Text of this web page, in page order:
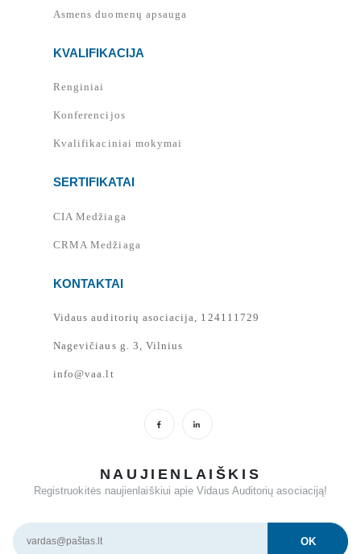
Asmens duomenų apsauga
KVALIFIKACIJA
Renginiai
Konferencijos
Kvalifikaciniai mokymai
SERTIFIKATAI
CIA Medžiaga
CRMA Medžiaga
KONTAKTAI
Vidaus auditorių asociacija, 124111729
Nagevičiaus g. 3, Vilnius
info@vaa.lt
NAUJIENLAIŠKIS
Registruokitės naujienlaiškiui apie Vidaus Auditorių asociaciją!